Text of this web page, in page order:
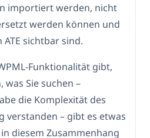
importiert werden, nicht
werden können und
sichtbar sind.
Funktionalität gibt,
was Sie suchen –
die Komplexität des
verstanden – gibt es etwas
diesem Zusammenhang